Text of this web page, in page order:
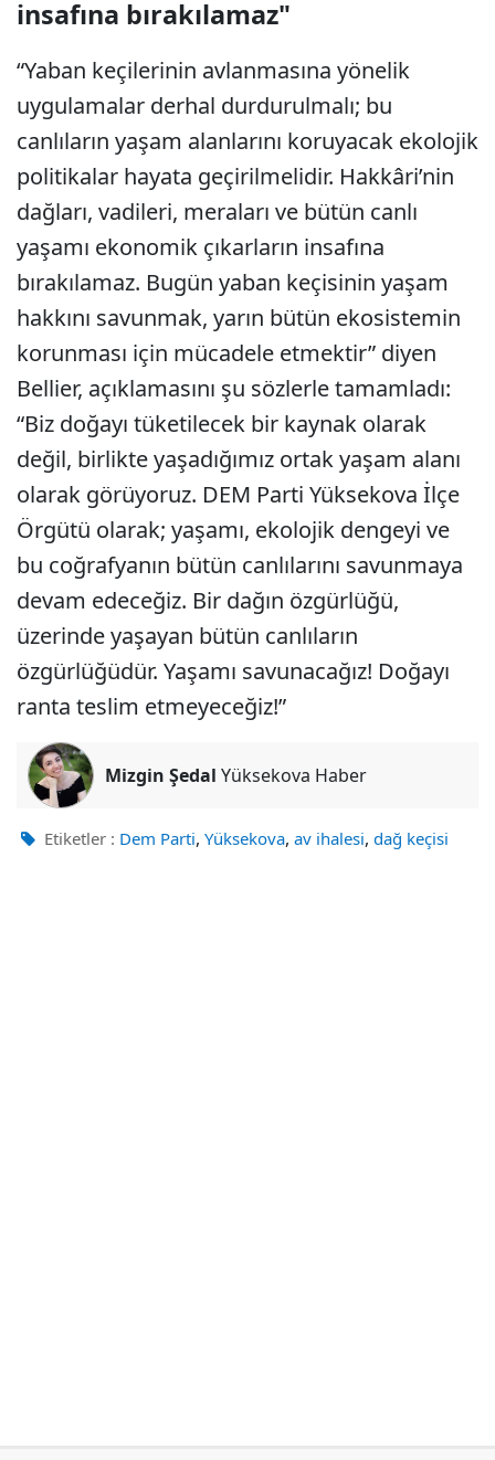
insafına bırakılamaz"
“Yaban keçilerinin avlanmasına yönelik
uygulamalar derhal durdurulmalı; bu
canlıların yaşam alanlarını koruyacak ekolojik
politikalar hayata geçirilmelidir. Hakkâri’nin
dağları, vadileri, meraları ve bütün canlı
yaşamı ekonomik çıkarların insafına
bırakılamaz. Bugün yaban keçisinin yaşam
hakkını savunmak, yarın bütün ekosistemin
korunması için mücadele etmektir” diyen
Bellier, açıklamasını şu sözlerle tamamladı:
“Biz doğayı tüketilecek bir kaynak olarak
değil, birlikte yaşadığımız ortak yaşam alanı
olarak görüyoruz. DEM Parti Yüksekova İlçe
Örgütü olarak; yaşamı, ekolojik dengeyi ve
bu coğrafyanın bütün canlılarını savunmaya
devam edeceğiz. Bir dağın özgürlüğü,
üzerinde yaşayan bütün canlıların
özgürlüğüdür. Yaşamı savunacağız! Doğayı
ranta teslim etmeyeceğiz!”
Mizgin Şedal Yüksekova Haber
Etiketler : Dem Parti, Yüksekova, av ihalesi, dağ keçisi